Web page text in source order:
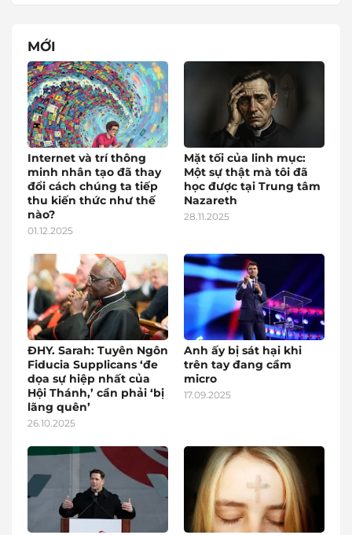
MỚI
Internet và trí thông
minh nhân tạo đã thay
đổi cách chúng ta tiếp
thu kiến thức như thế
nào?
01.12.2025
Mặt tối của linh mục:
Một sự thật mà tôi đã
học được tại Trung tâm
Nazareth
28.11.2025
ĐHY. Sarah: Tuyên Ngôn
Fiducia Supplicans ‘đe
dọa sự hiệp nhất của
Hội Thánh,’ cần phải ‘bị
lãng quên’
26.10.2025
Anh ấy bị sát hại khi
trên tay đang cầm
micro
17.09.2025